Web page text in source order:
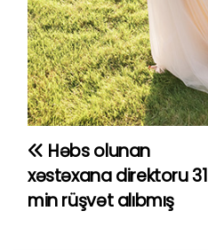
Y
a
Həbs olunan
xəstəxana direktoru 31
min rüşvət alıbmış